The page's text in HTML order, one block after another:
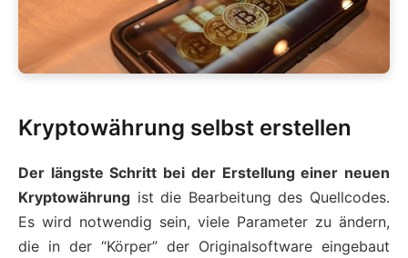
Kryptowährung selbst erstellen
Der längste Schritt bei der Erstellung einer neuen
Kryptowährung ist die Bearbeitung des Quellcodes.
Es wird notwendig sein, viele Parameter zu ändern,
die in der “Körper” der Originalsoftware eingebaut